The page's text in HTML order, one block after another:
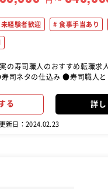
未経験者歓迎 食事手当あり
寿司職人のおすすめ転職求人で
司ネタの仕込み ●寿司職人と
いただきます
る 詳し
更新日：2024.02.23